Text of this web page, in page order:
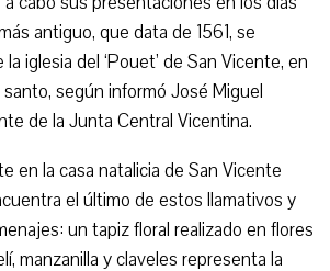
antiguo, que data de 1561, se
iglesia del ‘Pouet’ de San Vicente, en
santo, según informó José Miguel
de la Junta Central Vicentina.
en la casa natalicia de San Vicente
el último de estos llamativos y
un tapiz floral realizado en flores
manzanilla y claveles representa la